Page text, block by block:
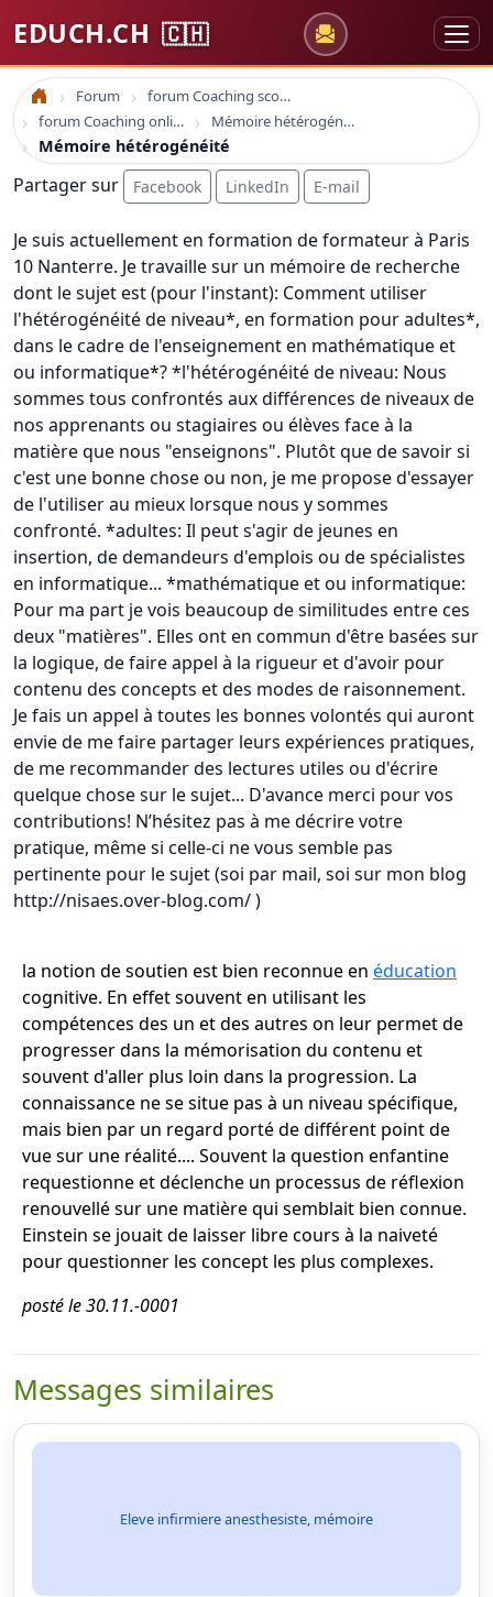
EDUCH.CH 🇨🇭
Accueil Forum
forum Coaching scolaire
forum Coaching online formation professionelle emploi education
Mémoire hétérogénéité
Mémoire hétérogénéité
Partager sur Facebook LinkedIn E-mail
Je suis actuellement en formation de formateur à Paris
10 Nanterre. Je travaille sur un mémoire de recherche
dont le sujet est (pour l'instant): Comment utiliser
l'hétérogénéité de niveau*, en formation pour adultes*,
dans le cadre de l'enseignement en mathématique et
ou informatique*? *l'hétérogénéité de niveau: Nous
sommes tous confrontés aux différences de niveaux de
nos apprenants ou stagiaires ou élèves face à la
matière que nous "enseignons". Plutôt que de savoir si
c'est une bonne chose ou non, je me propose d'essayer
de l'utiliser au mieux lorsque nous y sommes
confronté. *adultes: Il peut s'agir de jeunes en
insertion, de demandeurs d'emplois ou de spécialistes
en informatique... *mathématique et ou informatique:
Pour ma part je vois beaucoup de similitudes entre ces
deux "matières". Elles ont en commun d'être basées sur
la logique, de faire appel à la rigueur et d'avoir pour
contenu des concepts et des modes de raisonnement.
Je fais un appel à toutes les bonnes volontés qui auront
envie de me faire partager leurs expériences pratiques,
de me recommander des lectures utiles ou d'écrire
quelque chose sur le sujet... D'avance merci pour vos
contributions! N’hésitez pas à me décrire votre
pratique, même si celle-ci ne vous semble pas
pertinente pour le sujet (soi par mail, soi sur mon blog
http://nisaes.over-blog.com/ )
la notion de soutien est bien reconnue en éducation
cognitive. En effet souvent en utilisant les
compétences des un et des autres on leur permet de
progresser dans la mémorisation du contenu et
souvent d'aller plus loin dans la progression. La
connaissance ne se situe pas à un niveau spécifique,
mais bien par un regard porté de différent point de
vue sur une réalité.... Souvent la question enfantine
requestionne et déclenche un processus de réflexion
renouvellé sur une matière qui semblait bien connue.
Einstein se jouait de laisser libre cours à la naiveté
pour questionner les concept les plus complexes.
posté le 30.11.-0001
Messages similaires
Eleve infirmiere anesthesiste, mémoire